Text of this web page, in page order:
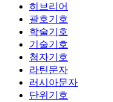
히브리어
괄호기호
학술기호
기술기호
첨자기호
라틴문자
러시아문자
단위기호